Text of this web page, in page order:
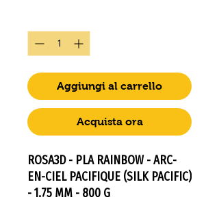
Aggiungi al carrello
Acquista ora
ROSA3D - PLA RAINBOW - ARC-
EN-CIEL PACIFIQUE (SILK PACIFIC)
- 1.75 MM - 800 G